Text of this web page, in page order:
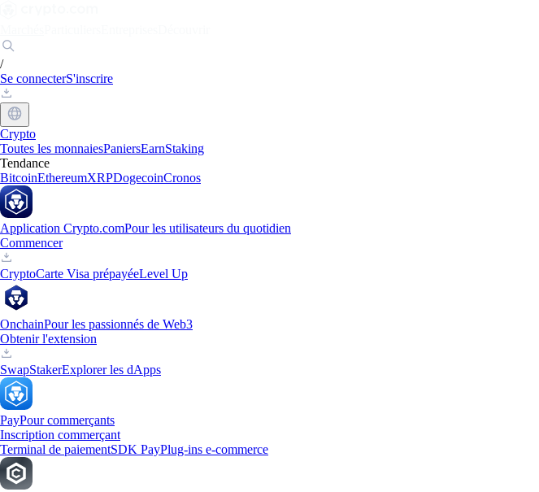
/
Se connecterS'inscrire
Crypto
Toutes les monnaiesPaniersEarnStaking
Tendance
BitcoinEthereumXRPDogecoinCronos
Application Crypto.comPour les utilisateurs du quotidien
Commencer
CryptoCarte Visa prépayéeLevel Up
OnchainPour les passionnés de Web3
Obtenir l'extension
SwapStakerExplorer les dApps
PayPour commerçants
Inscription commerçant
Terminal de paiementSDK PayPlug-ins e-commerce